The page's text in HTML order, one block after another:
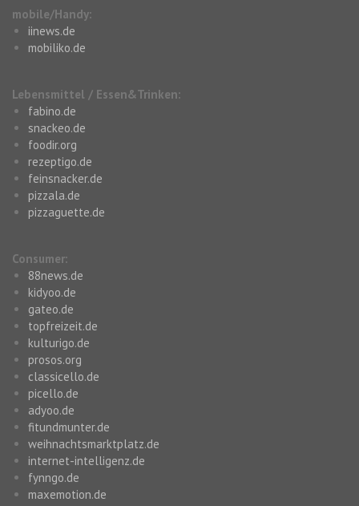
mobile/Handy:
iinews.de
mobiliko.de
Lebensmittel / Essen&Trinken:
fabino.de
snackeo.de
foodir.org
rezeptigo.de
feinsnacker.de
pizzala.de
pizzaguette.de
Consumer:
88news.de
kidyoo.de
gateo.de
topfreizeit.de
kulturigo.de
prosos.org
classicello.de
picello.de
adyoo.de
fitundmunter.de
weihnachtsmarktplatz.de
internet-intelligenz.de
fynngo.de
maxemotion.de